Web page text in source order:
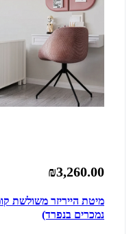
₪3,260.00
מיטת הייריזר משולשת
נמכרים בנפרד)